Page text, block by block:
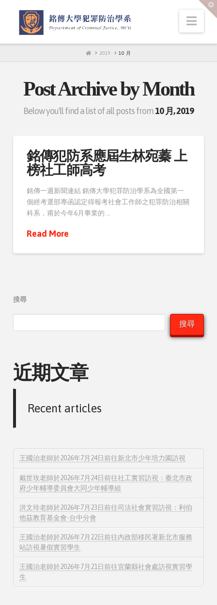
HOME
2019 10 月
Post Archive by Month
Below you'll find a list of all posts from10 月, 2019
銘傳犯防系應屆生林宛蓁 上
榜社工師高考
銘傳一週新聞連結 銘傳大學犯罪防治學系為全國第一
個經考選部專函認定得報考社會工作師之犯罪防治相關
科系，甫於今年6月畢業的 …
Read More
搜尋
搜尋
近期文章
Recent articles
王國治老師於2026年7月24日前往新北市少年培力園訪視
戴世玫老師於2026年7月24日前往社工實習訪視：臺北市政
府少年輔導委員會大同少年輔導組
洪文玲老師於2026年7月23日前往司法社會實習訪視：利伯
他茲教育基金會-台中分會
王國治老師於2026年7月22日前往內政部移民署新北市服務
站訪視暑假實習學生
王國治老師於2026年7月21日前往宜蘭縣社會處訪視實習學
生